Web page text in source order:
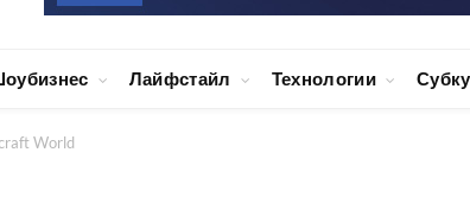
Лайфстайл Технологии
World